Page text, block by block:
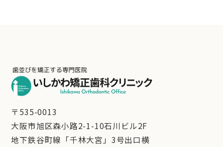
〒535-0013
大阪市旭区森小路2-1-10石川ビル2F
地下鉄谷町線「千林大宮」3号出口横